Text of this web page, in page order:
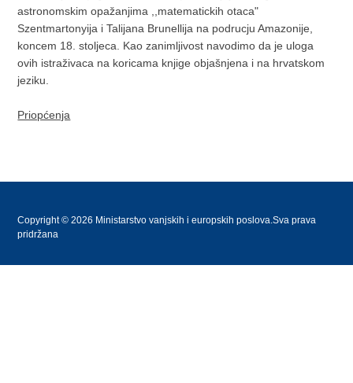
astronomskim opažanjima ,,matematickih otaca"
Szentmartonyija i Talijana Brunellija na podrucju Amazonije,
koncem 18. stoljeca. Kao zanimljivost navodimo da je uloga
ovih istraživaca na koricama knjige objašnjena i na hrvatskom
jeziku.
Priopćenja
Copyright © 2026 Ministarstvo vanjskih i europskih poslova.Sva prava
pridržana